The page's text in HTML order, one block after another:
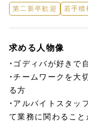
第二新卒歓迎 若手積
求める人物像
・ゴディバが好き
・チームワークを大
る方
・アルバイトスタッ
て業務に関わること